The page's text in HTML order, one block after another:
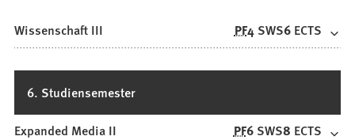
Wissenschaft III PF4 SWS6 ECTS
6. Studiensemester
Expanded Media II PF6 SWS8 ECTS